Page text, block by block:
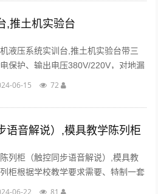
,推土机实验台
液压系统实训台,推土机实验台带三
保护、输出电压380V/220V，对地漏
超过30mA即切断电源；电气控制采
坏设备。...
06-15 72
语音解说）,模具教学陈列柜
列柜（触控同步语音解说）,模具教
柜根据学校教学要求需要、特制一套
压与塑料成型工艺及模具设计》与
06-22 81